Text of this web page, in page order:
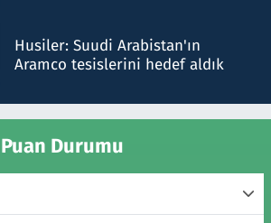
Husiler: Suudi Arabistan'ın
Aramco tesislerini hedef aldık
Durumu